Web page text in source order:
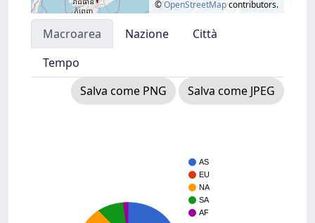
©OpenStreetMapcontributors.
Macroarea Nazione
Città
Tempo
Salva come PNG
Salva come JPEG
AS
EU
NA
SA
AF